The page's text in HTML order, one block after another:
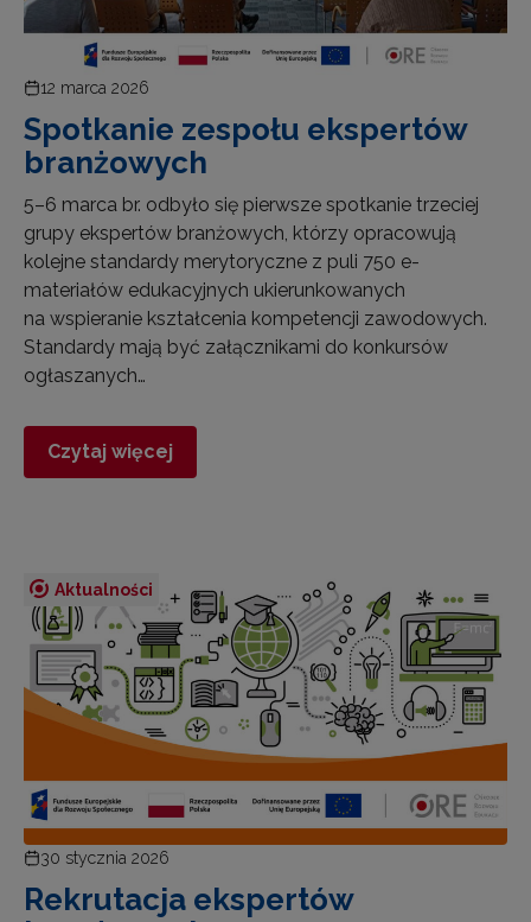
12 marca 2026
Spotkanie zespołu ekspertów
branżowych
5–6 marca br. odbyło się pierwsze spotkanie trzeciej
grupy ekspertów branżowych, którzy opracowują
kolejne standardy merytoryczne z puli 750 e-
materiałów edukacyjnych ukierunkowanych
na wspieranie kształcenia kompetencji zawodowych.
Standardy mają być załącznikami do konkursów
ogłaszanych…
Czytaj więcej
Aktualności
30 stycznia 2026
Rekrutacja ekspertów